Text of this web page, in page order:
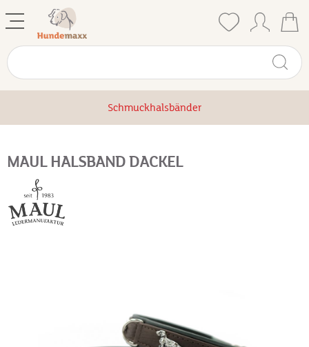
Schmuckhalsbänder
MAUL HALSBAND DACKEL